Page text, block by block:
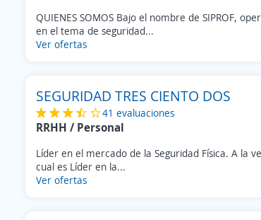
QUIENES SOMOS Bajo el nombre de SIPROF,
en el tema de seguridad...
Ver ofertas
SEGURIDAD TRES CIENTO DOS
41 evaluaciones
RRHH / Personal
Líder en el mercado de la Seguridad Física. A la
cual es Líder en la...
Ver ofertas